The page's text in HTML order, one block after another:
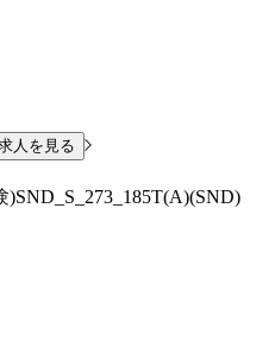
人を見る